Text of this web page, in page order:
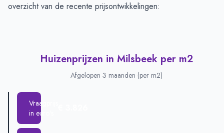
overzicht van de recente prijsontwikkelingen:
Huizenprijzen in Milsbeek per m2
Afgelopen 3 maanden (per m2)
Vraagprijs
in euro's